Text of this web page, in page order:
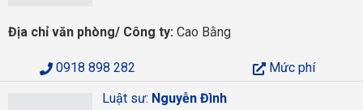
Địa chỉ văn phòng/ Công ty: Cao Bằng
0918 898 282
Mức phí
Luật sư: Nguyễn Đình